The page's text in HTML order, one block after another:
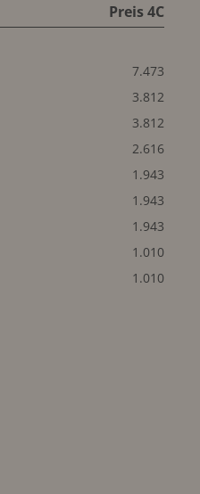
Preis 4C
7.473
3.812
3.812
2.616
1.943
1.943
1.943
1.010
1.010